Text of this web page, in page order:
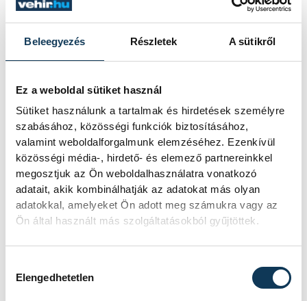
Beleegyezés Részletek A sütikről
Ez a weboldal sütiket használ
Sütiket használunk a tartalmak és hirdetések személyre
szabásához, közösségi funkciók biztosításához,
valamint weboldalforgalmunk elemzéséhez. Ezenkívül
közösségi média-, hirdető- és elemező partnereinkkel
megosztjuk az Ön weboldalhasználatra vonatkozó
adatait, akik kombinálhatják az adatokat más olyan
adatokkal, amelyeket Ön adott meg számukra vagy az
Ön által használt más szolgáltatásokból gyűjtöttek.
Elengedhetetlen